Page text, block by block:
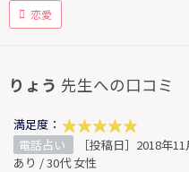
恋愛
りょう 先生への口コミ
満足度：
電話占い
［投稿日］2018年
あり / 30代 女性